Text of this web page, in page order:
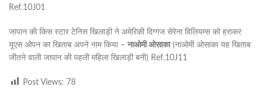
Ref.10J01
जापान की किस स्टार टेनिस खिलाड़ी ने अमेरिकी दिग्गज सेरेना विलियम्स को हराकर
यूएस ओपन का खिताब अपने नाम किया – नाओमी ओसाका(नाओमी ओसाका यह खिताब
जीतने वाली जापान की पहली महिला खिलाड़ी बनी) Ref.10J11
Post Views: 78